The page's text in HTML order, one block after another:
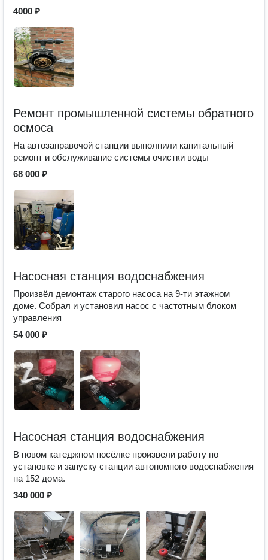
4000 ₽
Ремонт промышленной системы обратного
осмоса
На автозаправочой станции выполнили капитальный
ремонт и обслуживание системы очистки воды
68 000 ₽
Насосная станция водоснабжения
Произвёл демонтаж старого насоса на 9-ти этажном
доме. Собрал и установил насос с частотным блоком
управления
54 000 ₽
Насосная станция водоснабжения
В новом катеджном посёлке произвели работу по
установке и запуску станции автономного водоснабжения
на 152 дома.
340 000 ₽